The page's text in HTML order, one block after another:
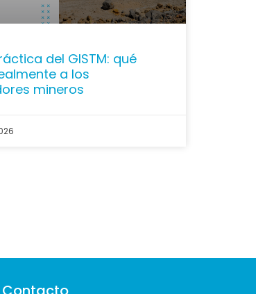
del GISTM: qué
a los
mineros